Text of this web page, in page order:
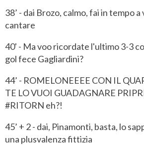
38’ - dai Brozo, calmo, fai in tempo
cantare
40' - Ma voo ricordate l'ultimo 3-3
gol fece Gagliardini?
44’ - ROMELONEEEE CON IL
TE LO VUOI GUADAGNARE
#RITORN eh?!
45’ + 2 - dai, Pinamonti, basta, lo
una plusvalenza fittizia